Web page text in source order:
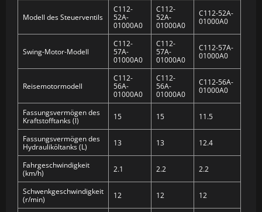
Modell des Steuerventils
C112-
52A-
01000A0
C112-
52A-
01000A0
C112-52A-
01000A0
Swing-Motor-Modell
C112-
57A-
01000A0
C112-
57A-
01000A0
C112-57A-
01000A0
Reisemotormodell
C112-
56A-
01000A0
C112-
56A-
01000A0
C112-56A-
01000A0
Fassungsvermögen des
Kraftstofftanks (l)
15 15 11.5
Fassungsvermögen des
Hydrauliköltanks (L)
13 13 12.4
Fahrgeschwindigkeit
(km/h)
2.1 2.2 2.2
Schwenkgeschwindigkeit
(r/min)
12 12 12